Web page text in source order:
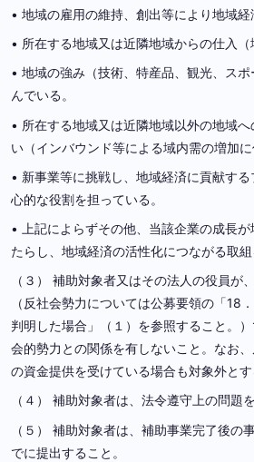
• 地域の雇用の維持、創出等により地域経
• 所在する地域又は近隣地域からの仕入（
• 地域の強み（技術、特産品、観光、ス
んでいる。
• 所在する地域又は近隣地域以外の地域
い（インバウンド等による域内需の増加に
• 新事業等に挑戦し、地域経済に貢献す
心的な役割を担っている。
• 上記によらずその他、当該企業の成長
たらし、地域経済の活性化につながる取組
（３） 補助対象者又はその法人の役員が
（反社会勢力については公募要領の「18
判明した場合」（１）を参照すること。
会的勢力との関係を有しないこと。なお
の資金提供を受けている場合も対象外とす
（４） 補助対象者は、法令遵守上の問題
（５） 補助対象者は、補助事業完了後の
でに提出すること。